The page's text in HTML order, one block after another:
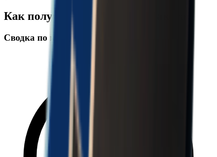
Как получить Игрушечная ракета
Сводка по карте